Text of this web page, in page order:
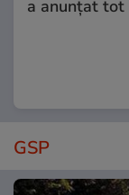
a anunțat tot
GSP